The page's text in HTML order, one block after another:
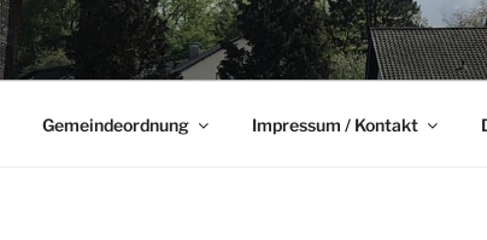
Gemeindeordnung Impressum / Kontakt